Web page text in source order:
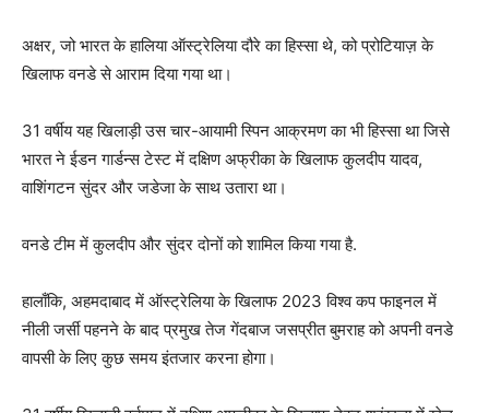
अक्षर, जो भारत के हालिया ऑस्ट्रेलिया दौरे का हिस्सा थे, को प्रोटियाज़ के
खिलाफ वनडे से आराम दिया गया था।
31 वर्षीय यह खिलाड़ी उस चार-आयामी स्पिन आक्रमण का भी हिस्सा था जिसे
भारत ने ईडन गार्डन्स टेस्ट में दक्षिण अफ्रीका के खिलाफ कुलदीप यादव,
वाशिंगटन सुंदर और जडेजा के साथ उतारा था।
वनडे टीम में कुलदीप और सुंदर दोनों को शामिल किया गया है.
हालाँकि, अहमदाबाद में ऑस्ट्रेलिया के खिलाफ 2023 विश्व कप फाइनल में
नीली जर्सी पहनने के बाद प्रमुख तेज गेंदबाज जसप्रीत बुमराह को अपनी वनडे
वापसी के लिए कुछ समय इंतजार करना होगा।